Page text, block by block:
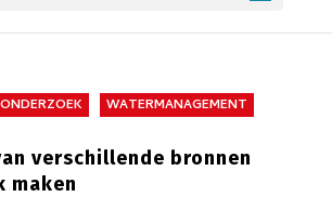
ONDERZOEK WATERMANAGEMENT
verschillende bronnen
maken